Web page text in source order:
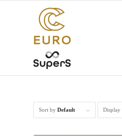
Sort by Default Display